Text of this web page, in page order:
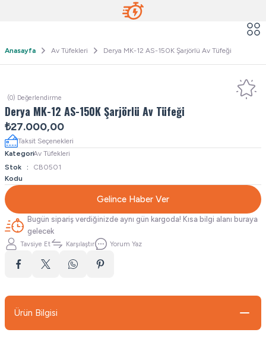
Anasayfa Av Tüfekleri Derya MK-12 AS-150K Şarjörlü Av Tüfeği
(0) Değerlendirme
Derya MK-12 AS-150K Şarjörlü Av Tüfeği
₺27.000,00
Taksit Seçenekleri
KategoriAv Tüfekleri
Stok
Kodu
CB0501
Gelince Haber Ver
Bugün sipariş verdiğinizde aynı gün kargoda! Kısa bilgi alanı buraya
gelecek
Tavsiye Et Karşılaştır Yorum Yaz
Ürün Bilgisi